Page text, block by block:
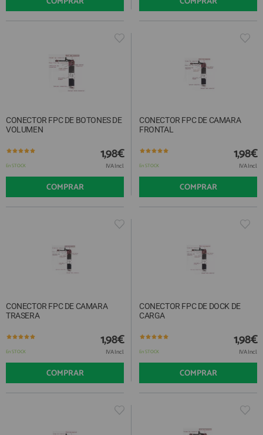
CONECTOR FPC DE BOTONES DE
VOLUMEN
En STOCK
1,98€
IVA Incl.
COMPRAR
CONECTOR FPC DE CAMARA
FRONTAL
En STOCK
1,98€
IVA Incl.
COMPRAR
CONECTOR FPC DE CAMARA
TRASERA
En STOCK
1,98€
IVA Incl.
COMPRAR
CONECTOR FPC DE DOCK DE
CARGA
En STOCK
1,98€
IVA Incl.
COMPRAR